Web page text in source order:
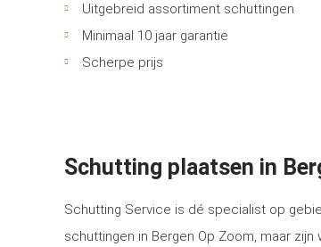
Uitgebreid assortiment schuttingen
Minimaal 10 jaar garantie
Scherpe prijs
Schutting plaatsen in
Schutting Service is dé specialist op
schuttingen in Bergen Op Zoom, maar